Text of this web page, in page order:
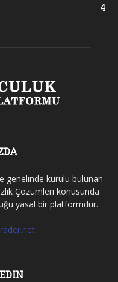
4
genelinde kurulu bulunan
Çözümleri konusunda
yasal bir platformdur.